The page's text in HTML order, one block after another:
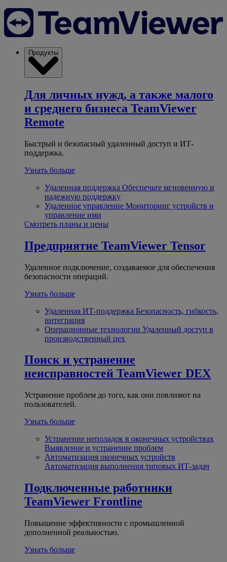
Продукты
Для личных нужд, а также малого
и среднего бизнеса TeamViewer
Remote
Быстрый и безопасный удаленный доступ и ИТ-
поддержка.
Узнать больше
Удаленная поддержка Обеспечьте мгновенную и
надежную поддержку
Удаленное управление Мониторинг устройств и
управление ими
Смотреть планы и цены
Предприятие TeamViewer Tensor
Удаленное подключение, создаваемое для обеспечения
безопасности операций.
Узнать больше
Удаленная ИТ-поддержка Безопасность, гибкость,
интеграция
Операционные технологии Удаленный доступ в
производственный цех
Поиск и устранение
неисправностей TeamViewer DEX
Устранение проблем до того, как они повлияют на
пользователей.
Узнать больше
Устранение неполадок в оконечных устройствах
Выявление и устранение проблем
Автоматизация оконечных устройств
Автоматизация выполнения типовых ИТ-задач
Подключенные работники
TeamViewer Frontline
Повышение эффективности с промышленной
дополненной реальностью.
Узнать больше